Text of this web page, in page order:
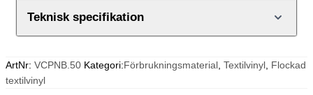
Teknisk specifikation
ArtNr: VCPNB.50 Kategori:Förbrukningsmaterial Textilvinyl Flockad
textilvinyl